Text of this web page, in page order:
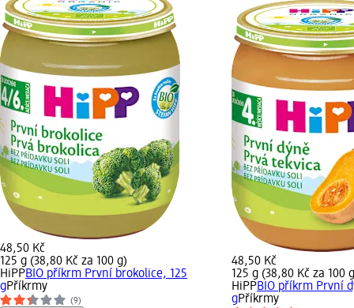
48,50 Kč
125 g (38,80 Kč za 100 g)
HiPPBIO příkrm První brokolice, 125
gPříkrmy
(9)
48,50 Kč
125 g (38,80 Kč za 100
HiPPBIO příkrm První
gPříkrmy